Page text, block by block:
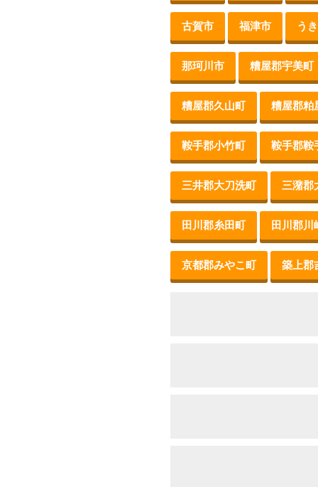
古賀市 福津市 う
那珂川市 糟屋郡宇美町
糟屋郡久山町 糟屋郡粕
鞍手郡小竹町 鞍手郡鞍
三井郡大刀洗町 三潴郡
田川郡糸田町 田川郡川
京都郡みやこ町 築上郡